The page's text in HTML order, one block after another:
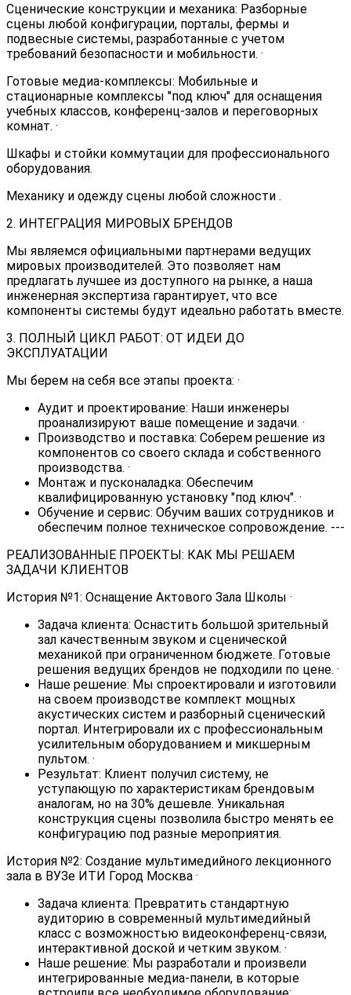
Сценические конструкции и механика: Разборные
сцены любой конфигурации, порталы, фермы и
подвесные системы, разработанные с учетом
требований безопасности и мобильности. ·
Готовые медиа-комплексы: Мобильные и
стационарные комплексы "под ключ" для оснащения
учебных классов, конференц-залов и переговорных
комнат. ·
Шкафы и стойки коммутации для профессионального
оборудования.
Механику и одежду сцены любой сложности .
2. ИНТЕГРАЦИЯ МИРОВЫХ БРЕНДОВ
Мы являемся официальными партнерами ведущих
мировых производителей. Это позволяет нам
предлагать лучшее из доступного на рынке, а наша
инженерная экспертиза гарантирует, что все
компоненты системы будут идеально работать вместе.
3. ПОЛНЫЙ ЦИКЛ РАБОТ: ОТ ИДЕИ ДО
ЭКСПЛУАТАЦИИ
Мы берем на себя все этапы проекта: ·
Аудит и проектирование: Наши инженеры
проанализируют ваше помещение и задачи. ·
Производство и поставка: Соберем решение из
компонентов со своего склада и собственного
производства. ·
Монтаж и пусконаладка: Обеспечим
квалифицированную установку "под ключ". ·
Обучение и сервис: Обучим ваших сотрудников и
обеспечим полное техническое сопровождение. ---
РЕАЛИЗОВАННЫЕ ПРОЕКТЫ: КАК МЫ РЕШАЕМ
ЗАДАЧИ КЛИЕНТОВ
История №1: Оснащение Актового Зала Школы ·
Задача клиента: Оснастить большой зрительный
зал качественным звуком и сценической
механикой при ограниченном бюджете. Готовые
решения ведущих брендов не подходили по цене. ·
Наше решение: Мы спроектировали и изготовили
на своем производстве комплект мощных
акустических систем и разборный сценический
портал. Интегрировали их с профессиональным
усилительным оборудованием и микшерным
пультом. ·
Результат: Клиент получил систему, не
уступающую по характеристикам брендовым
аналогам, но на 30% дешевле. Уникальная
конструкция сцены позволила быстро менять ее
конфигурацию под разные мероприятия.
История №2: Создание мультимедийного лекционного
зала в ВУЗе ИТИ Город Москва ·
Задача клиента: Превратить стандартную
аудиторию в современный мультимедийный
класс с возможностью видеоконференц-связи,
интерактивной доской и четким звуком. ·
Наше решение: Мы разработали и произвели
интегрированные медиа-панели, в которые